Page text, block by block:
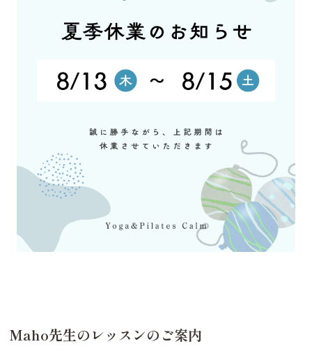
Maho先生のレッスンのご案内